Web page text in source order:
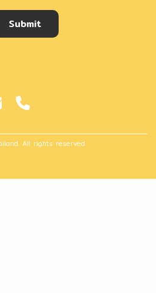
Submit
All rights reserved.